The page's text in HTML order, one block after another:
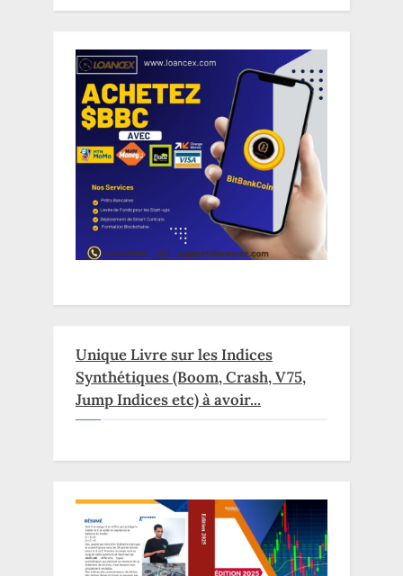
Unique Livre sur les Indices
Synthétiques (Boom, Crash, V75,
Jump Indices etc) à avoir...